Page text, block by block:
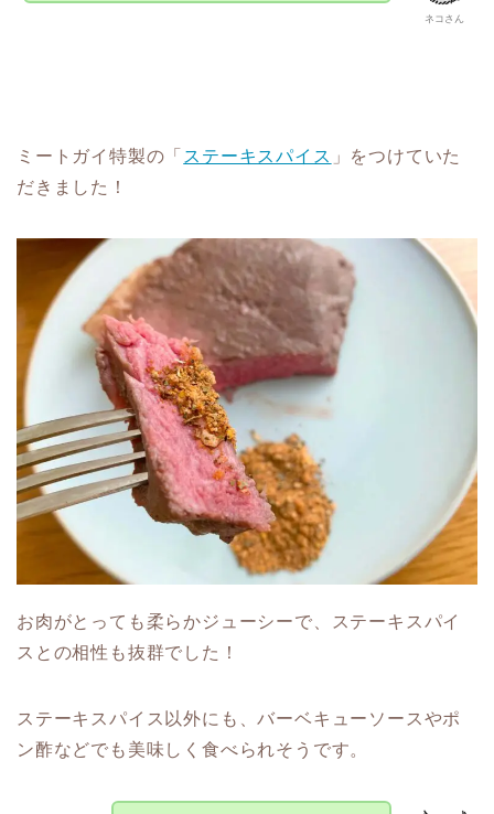
ネコさん
ミートガイ特製の「 ステーキスパイス 」をつけていた
だきました！
お肉がとっても柔らかジューシーで、ステーキスパイ
スとの相性も抜群でした！
ステーキスパイス以外にも、バーベキューソースやポ
ン酢などでも美味しく食べられそうです。